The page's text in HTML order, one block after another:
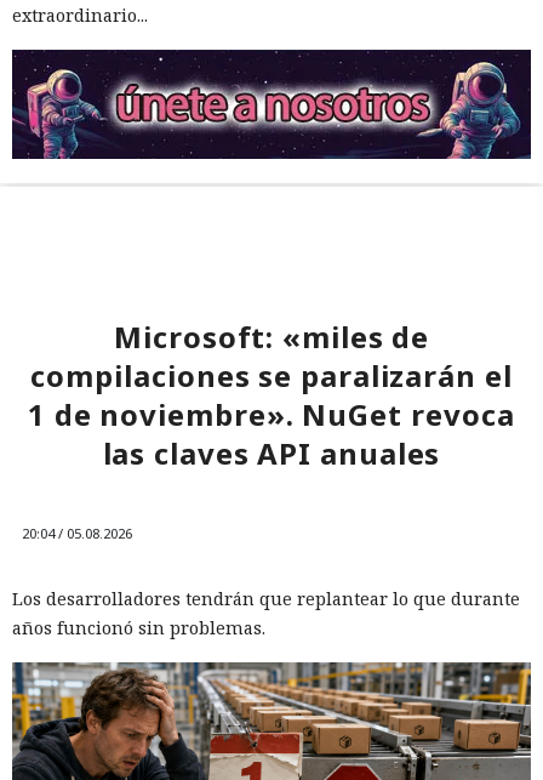
extraordinario...
Microsoft: «miles de
compilaciones se paralizarán el
1 de noviembre». NuGet revoca
las claves API anuales
20:04 / 05.08.2026
Los desarrolladores tendrán que replantear lo que durante
años funcionó sin problemas.